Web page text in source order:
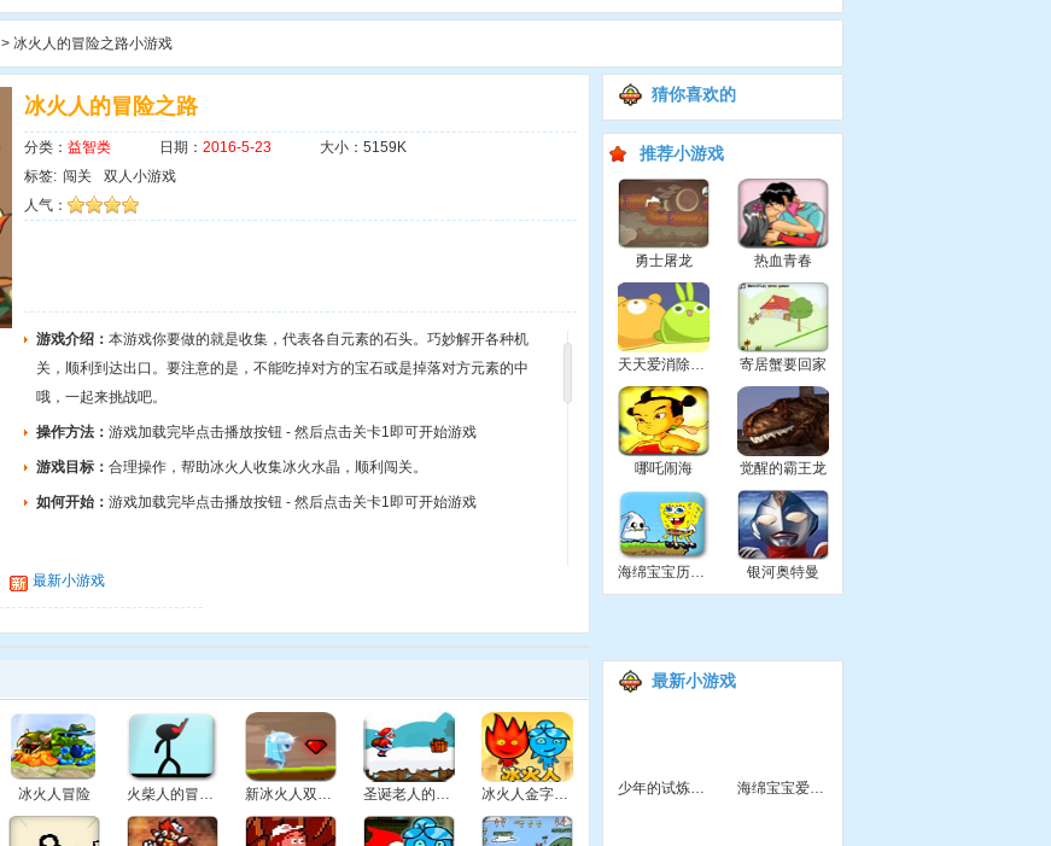
> 冰火人的冒险之路小游戏
冰火人的冒险之路
分类： 益智类 日期： 2016-5-23
大小：5159K
标签: 闯关
双人小游戏
人气：
游戏介绍： 本游戏你要做的就是收集，代表各自元素的石头。巧妙解开各种机
关，顺利到达出口。要注意的是，不能吃掉对方的宝石或是掉落对方元素的中
哦，一起来挑战吧。
操作方法： 游戏加载完毕点击播放按钮 - 然后点击关卡1即可开始游戏
游戏目标： 合理操作，帮助冰火人收集冰火水晶，顺利闯关。
如何开始： 游戏加载完毕点击播放按钮 - 然后点击关卡1即可开始游戏
最新小游戏
猜你喜欢的
推荐小游戏
勇士屠龙 热血青春
天天爱消除电脑版 寄居蟹要回家
哪吒闹海 觉醒的霸王龙
海绵宝宝历险记 银河奥特曼
冰火人冒险 火柴人的冒险2 新冰火人双人冒险 圣诞老人的冒险之旅 冰火人金字塔冒险
最新小游戏
少年的试炼之路 海绵宝宝爱吃鱼